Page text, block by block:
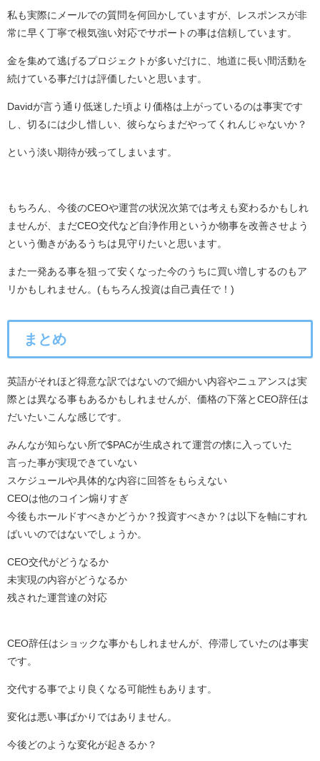
私も実際にメールでの質問を何回かしていますが、レスポンスが非
常に早く丁寧で根気強い対応でサポートの事は信頼しています。
金を集めて逃げるプロジェクトが多いだけに、地道に長い間活動を
続けている事だけは評価したいと思います。
Davidが言う通り低迷した頃より価格は上がっているのは事実です
し、切るには少し惜しい、彼らならまだやってくれんじゃないか？
という淡い期待が残ってしまいます。
もちろん、今後のCEOや運営の状況次第では考えも変わるかもしれ
ませんが、まだCEO交代など自浄作用というか物事を改善させよう
という働きがあるうちは見守りたいと思います。
また一発ある事を狙って安くなった今のうちに買い増しするのもア
リかもしれません。(もちろん投資は自己責任で！)
まとめ
英語がそれほど得意な訳ではないので細かい内容やニュアンスは実
際とは異なる事もあるかもしれませんが、価格の下落とCEO辞任は
だいたいこんな感じです。
みんなが知らない所で$PACが生成されて運営の懐に入っていた
言った事が実現できていない
スケジュールや具体的な内容に回答をもらえない
CEOは他のコイン煽りすぎ
今後もホールドすべきかどうか？投資すべきか？は以下を軸にすれ
ばいいのではないでしょうか。
CEO交代がどうなるか
未実現の内容がどうなるか
残された運営達の対応
CEO辞任はショックな事かもしれませんが、停滞していたのは事実
です。
交代する事でより良くなる可能性もあります。
変化は悪い事ばかりではありません。
今後どのような変化が起きるか？